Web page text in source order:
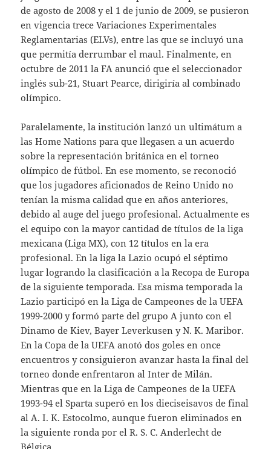
de agosto de 2008 y el 1 de junio de 2009, se pusieron
en vigencia trece Variaciones Experimentales
Reglamentarias (ELVs), entre las que se incluyó una
que permitía derrumbar el maul. Finalmente, en
octubre de 2011 la FA anunció que el seleccionador
inglés sub-21, Stuart Pearce, dirigiría al combinado
olímpico.
Paralelamente, la institución lanzó un ultimátum a
las Home Nations para que llegasen a un acuerdo
sobre la representación británica en el torneo
olímpico de fútbol. En ese momento, se reconoció
que los jugadores aficionados de Reino Unido no
tenían la misma calidad que en años anteriores,
debido al auge del juego profesional. Actualmente es
el equipo con la mayor cantidad de títulos de la liga
mexicana (Liga MX), con 12 títulos en la era
profesional. En la liga la Lazio ocupó el séptimo
lugar logrando la clasificación a la Recopa de Europa
de la siguiente temporada. Esa misma temporada la
Lazio participó en la Liga de Campeones de la UEFA
1999-2000 y formó parte del grupo A junto con el
Dinamo de Kiev, Bayer Leverkusen y N. K. Maribor.
En la Copa de la UEFA anotó dos goles en once
encuentros y consiguieron avanzar hasta la final del
torneo donde enfrentaron al Inter de Milán.
Mientras que en la Liga de Campeones de la UEFA
1993-94 el Sparta superó en los dieciseisavos de final
al A. I. K. Estocolmo, aunque fueron eliminados en
la siguiente ronda por el R. S. C. Anderlecht de